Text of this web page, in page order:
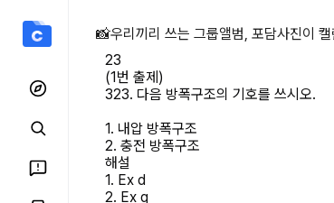
(1번 출제) 323. 다
📸우리끼리 쓰는 그룹앨범, 포담사진이
23
(1번 출제)
323. 다음 방폭구조의 기호를 쓰시오.
1. 내압 방폭구조
2. 충전 방폭구조
해설
1. Ex d
2. Ex q